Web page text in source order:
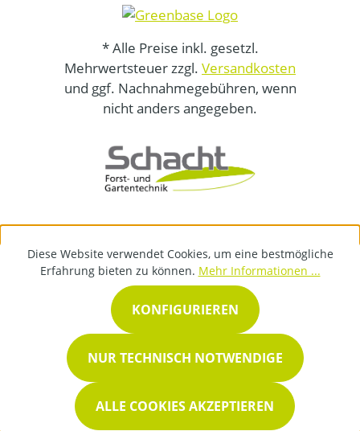
* Alle Preise inkl. gesetzl.
Mehrwertsteuer zzgl. Versandkosten
und ggf. Nachnahmegebühren, wenn
nicht anders angegeben.
Diese Website verwendet Cookies, um eine bestmögliche
Erfahrung bieten zu können. Mehr Informationen ...
NUR TECHNISCH NOTWENDIGE
KONFIGURIEREN
ALLE COOKIES AKZEPTIEREN